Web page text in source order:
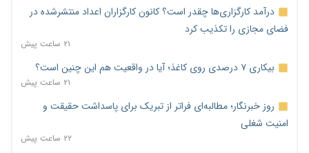
درآمد کارگزاری‌ها چقدر است؟ کانون کارگزاران اعداد منتشرشده در
فضای مجازی را تکذیب کرد
۲۱ ساعت پیش
بیکاری ۷ درصدی روی کاغذ؛ آیا در واقعیت هم این چنین است؟
۲۱ ساعت پیش
روز خبرنگار؛ مطالبه‌ای فراتر از تبریک برای پاسداشت حقیقت و
امنیت شغلی
۲۲ ساعت پیش